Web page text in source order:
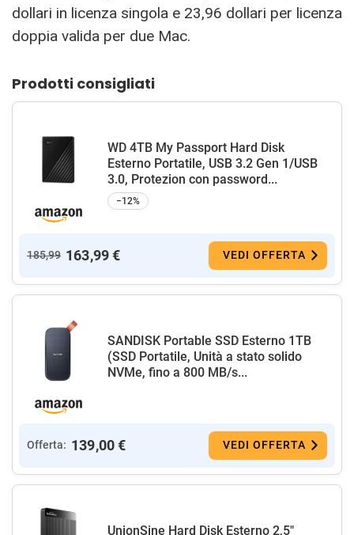
dollari in licenza singola e 23,96 dollari per licenza
doppia valida per due Mac.
Prodotti consigliati
WD 4TB My Passport Hard Disk
Esterno Portatile, USB 3.2 Gen 1/USB
3.0, Protezion con password...
−12%
185,99 163,99 € VEDI OFFERTA
SANDISK Portable SSD Esterno 1TB
(SSD Portatile, Unità a stato solido
NVMe, fino a 800 MB/s...
Offerta: 139,00 € VEDI OFFERTA
UnionSine Hard Disk Esterno 2,5"